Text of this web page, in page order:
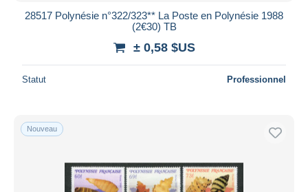
28517 Polynésie n°322/323** La Poste en Polynésie 1988
(2€30) TB
± 0,58 $US
Statut Professionnel
Nouveau